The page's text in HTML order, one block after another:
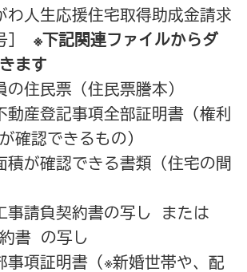
わ人生応援住宅取得助成金請求
］ ※下記関連ファイルからダ
ます
の住民票（住民票謄本）
動産登記事項全部証明書（権利
確認できるもの）
積が確認できる書類（住宅の間
事請負契約書の写し または
書 の写し
事項証明書（※新婚世帯や、配